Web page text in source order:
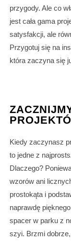
przygody. Ale co
jest cała gama
satysfakcji, ale
Przygotuj się na
która zaczyna się
Kiedy zaczynasz
to jedne z
Dlaczego?
wzorów ani
prostokąta i
naprawdę
spacer w parku z
szyi. Brzmi